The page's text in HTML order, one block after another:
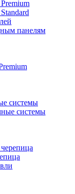
панелям
системы
системы